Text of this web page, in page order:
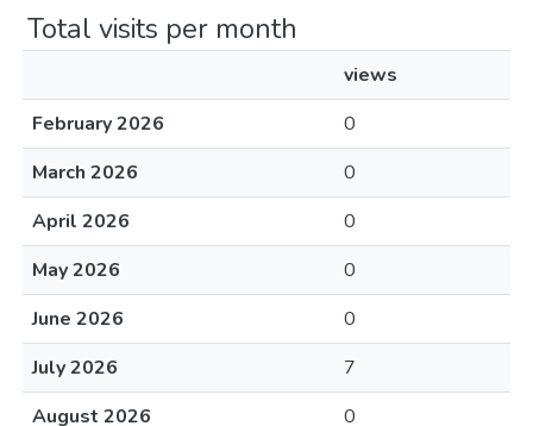
Total visits per month
views
February 2026
0
March 2026
0
April 2026
0
May 2026
0
June 2026
0
July 2026
7
August 2026
0